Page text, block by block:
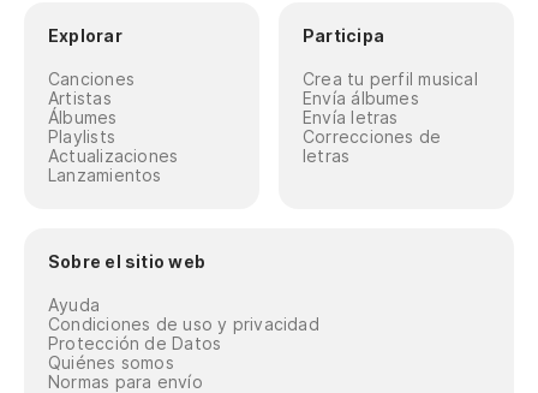
Explorar
Canciones
Artistas
Álbumes
Playlists
Actualizaciones
Lanzamientos
Participa
Crea tu perfil musical
Envía álbumes
Envía letras
Correcciones de
letras
Sobre el sitio web
Ayuda
Condiciones de uso y privacidad
Protección de Datos
Quiénes somos
Normas para envío